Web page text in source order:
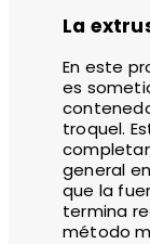
La
En este
es
troquel.
general
que la
termina
método